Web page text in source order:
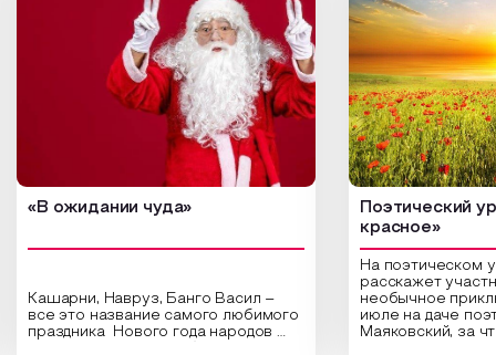
«В ожидании чуда»
Кашарни, Навруз, Банго Васил –
все это название самого любимого
праздника Нового года народов
Поэтический
красное»
На поэтическом
расскажет
необычное
июле на даче
Маяковский, за